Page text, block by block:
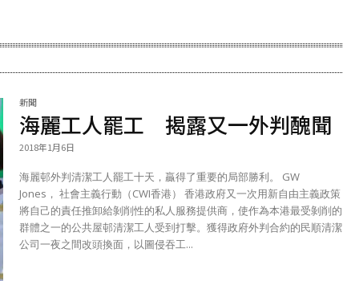
新聞
海麗工人罷工 揭露又一外判醜聞
2018年1月6日
海麗邨外判清潔工人罷工十天，贏得了重要的局部勝利。 GW
Jones， 社會主義行動（CWI香港） 香港政府又一次用新自由主義政策，
將自己的責任推卸給剝削性的私人服務提供商，使作為本港最受剝削的
群體之一的公共屋邨清潔工人受到打擊。獲得政府外判合約的民順清潔
公司一夜之間改頭換面，以圖侵吞工...